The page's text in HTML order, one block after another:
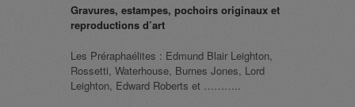
Gravures, estampes, pochoirs originaux et
reproductions d’art
Les Préraphaélites : Edmund Blair Leighton,
Rossetti, Waterhouse, Burnes Jones, Lord
Leighton, Edward Roberts et ………..